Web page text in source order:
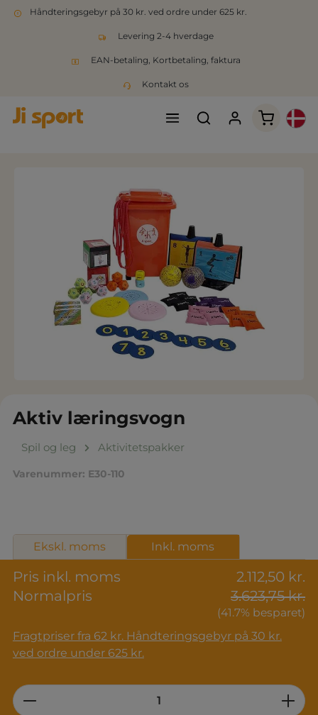
Håndteringsgebyr på 30 kr. ved ordre under 625 kr.
Levering 2-4 hverdage
EAN-betaling, Kortbetaling, faktura
Kontakt os
Aktiv læringsvogn
Spil og leg Aktivitetspakker
Varenummer: E30-110
Pris inkl. moms
2.112,50 kr.
Normalpris
3.623,75 kr.
(41.7% besparet)
Fragtpriser fra 62 kr. Håndteringsgebyr på 30 kr.
ved ordre under 625 kr.
Ekskl. moms Inkl. moms
Product Quantity: Enter the desired